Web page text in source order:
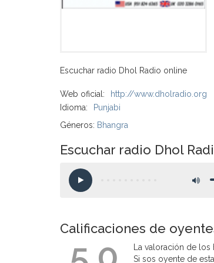
Escuchar radio Dhol Radio online
Web oficial:
http://www.dholradio.org
Idioma:
Punjabi
Géneros: Bhangra
Escuchar radio Dhol
Calificaciones de
La valoración de
Si sos oyente de